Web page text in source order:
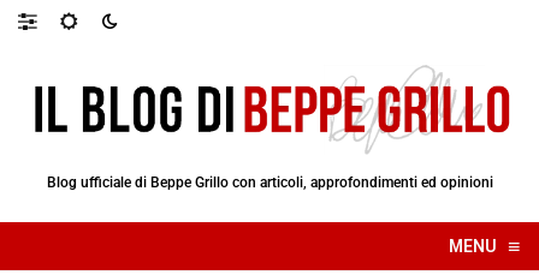
Blog ufficiale di Beppe Grillo con articoli, approfondimenti ed opinioni
MENU ≡
☰